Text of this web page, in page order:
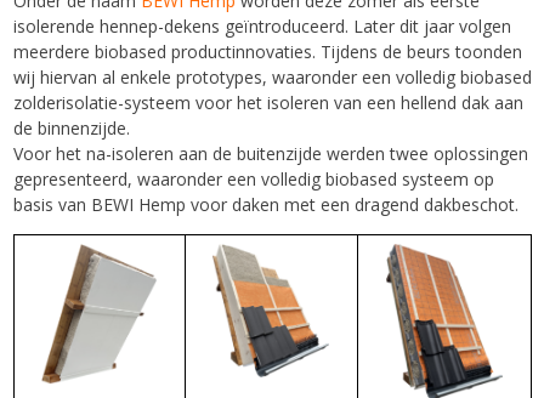
isolerende hennep-dekens geïntroduceerd. Later dit jaar volgen
meerdere biobased productinnovaties. Tijdens de beurs toonden
wij hiervan al enkele prototypes, waaronder een volledig biobased
zolderisolatie-systeem voor het isoleren van een hellend dak aan
de binnenzijde.
Voor het na-isoleren aan de buitenzijde werden twee oplossingen
gepresenteerd, waaronder een volledig biobased systeem op
basis van BEWI Hemp voor daken met een dragend dakbeschot.